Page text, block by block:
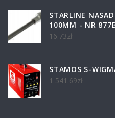
STARLINE
100MM - NR
16.73zł
STAMOS S-
1 541.69zł